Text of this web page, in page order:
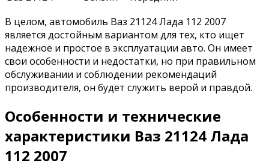
В целом, автомобиль Ваз 21124 Лада 112 2007
является достойным вариантом для тех, кто ищет
надежное и простое в эксплуатации авто. Он имеет
свои особенности и недостатки, но при правильном
обслуживании и соблюдении рекомендаций
производителя, он будет служить верой и правдой.
Особенности и технические
характеристики Ваз 21124 Лада
112 2007